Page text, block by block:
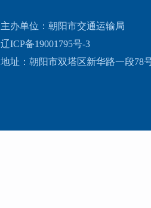
主办单位：朝阳市交通运输局
辽ICP备19001795号-3
地址：朝阳市双塔区新华路一段78